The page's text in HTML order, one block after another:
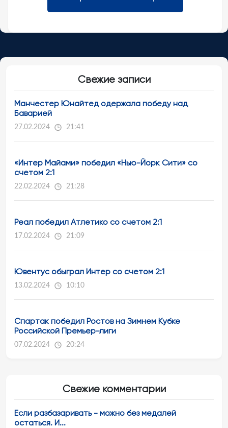
Свежие записи
Манчестер Юнайтед одержала победу над
Баварией
27.02.2024 21:41
«Интер Майами» победил «Нью-Йорк Сити» со
счетом 2:1
22.02.2024 21:28
Реал победил Атлетико со счетом 2:1
17.02.2024 21:09
Ювентус обыграл Интер со счетом 2:1
13.02.2024 10:10
Спартак победил Ростов на Зимнем Кубке
Российской Премьер-лиги
07.02.2024 20:24
Свежие комментарии
Если разбазаривать - можно без медалей
остаться. И...